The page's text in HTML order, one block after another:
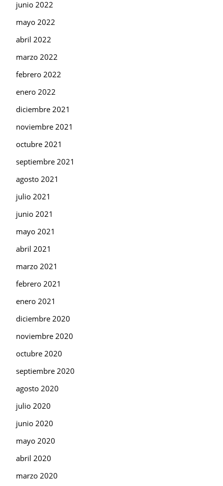
junio 2022
mayo 2022
abril 2022
marzo 2022
febrero 2022
enero 2022
diciembre 2021
noviembre 2021
octubre 2021
septiembre 2021
agosto 2021
julio 2021
junio 2021
mayo 2021
abril 2021
marzo 2021
febrero 2021
enero 2021
diciembre 2020
noviembre 2020
octubre 2020
septiembre 2020
agosto 2020
julio 2020
junio 2020
mayo 2020
abril 2020
marzo 2020